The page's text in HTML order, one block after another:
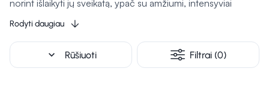
norint išlaikyti jų sveikatą, ypač su amžiumi, intensyviai
sportuojant ar sergant kitomis ligomis. Stiprinti kaulus,
palaikyti raumenų funkciją ir sąnarių sveikatą gali padėti
kalcis – svarbus mineralas , reikalingas kaulų stiprumui,
raumenų susitraukimams
ir nervų signalų perdavimui.
Rodyti daugiau
expand_more Rūšiuoti Filtrai (0)